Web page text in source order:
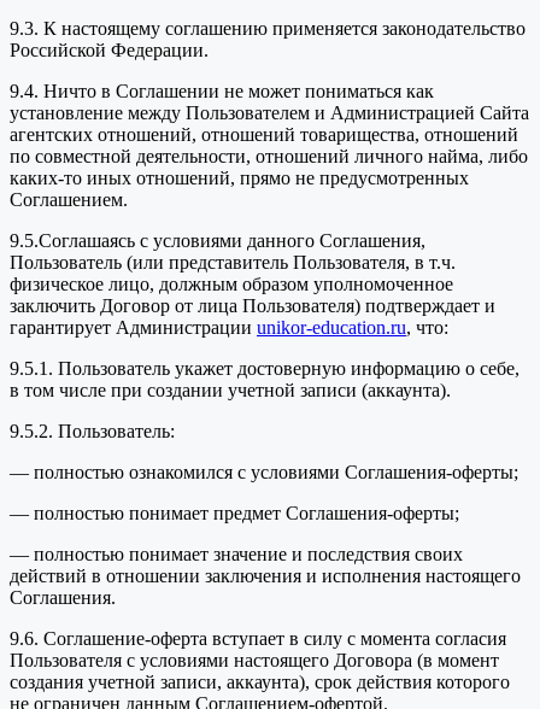
9.3. К настоящему соглашению применяется законодательство
Российской Федерации.
9.4. Ничто в Соглашении не может пониматься как
установление между Пользователем и Администрацией Сайта
агентских отношений, отношений товарищества, отношений
по совместной деятельности, отношений личного найма, либо
каких-то иных отношений, прямо не предусмотренных
Соглашением.
9.5.Соглашаясь с условиями данного Соглашения,
Пользователь (или представитель Пользователя, в т.ч.
физическое лицо, должным образом уполномоченное
заключить Договор от лица Пользователя) подтверждает и
гарантирует Администрации unikor-education.ru, что:
9.5.1. Пользователь укажет достоверную информацию о себе,
в том числе при создании учетной записи (аккаунта).
9.5.2. Пользователь:
— полностью ознакомился с условиями Соглашения-оферты;
— полностью понимает предмет Соглашения-оферты;
— полностью понимает значение и последствия своих
действий в отношении заключения и исполнения настоящего
Соглашения.
9.6. Соглашение-оферта вступает в силу с момента согласия
Пользователя с условиями настоящего Договора (в момент
создания учетной записи, аккаунта), срок действия которого
не ограничен данным Соглашением-офертой.